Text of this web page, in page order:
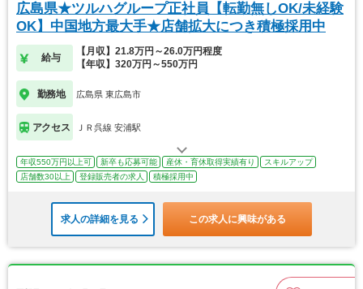
広島県★ツルハグループ正社員【転勤無しOK/未経験
OK】中国地方最大手★店舗拡大につき積極採用中
給与
【月収】21.8万円～26.0万円程度
【年収】320万円～550万円
勤務地 広島県 東広島市
アクセス ＪＲ呉線 安浦駅
年収550万円以上可 新卒も応募可能 産休・育休取得実績有り
スキルアップ
店舗数30以上
登録販売者の求人 積極採用中
求人の詳細を見る この求人に興味がある